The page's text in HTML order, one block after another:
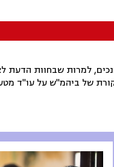
בצירוף תצהירים כ"ראיה חדשה" לפי ס' 35 א' לחוק הנכים,
של ביהמ"ש על עו"ד